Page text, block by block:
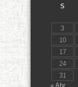
S
3
10
17
24
31
« Abr